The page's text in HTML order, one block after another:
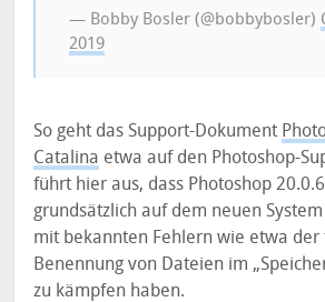
— Bobby Bosler (@bobbybosler)
2019
So geht das Support-Dokument
Catalina etwa auf den Photoshop-
führt hier aus, dass Photoshop
grundsätzlich auf dem neuen
mit bekannten Fehlern wie etwa
Benennung von Dateien im
zu kämpfen haben.